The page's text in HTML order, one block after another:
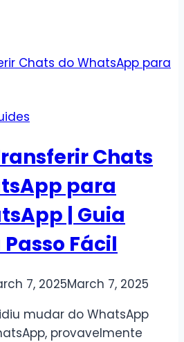
Chats
para
| Guia
Passo Fácil
7, 2025March 7, 2025
mudar do WhatsApp
provavelmente